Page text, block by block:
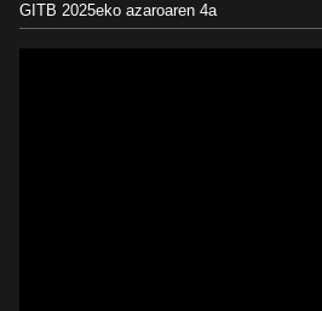
GITB 2025eko azaroaren 4a